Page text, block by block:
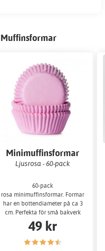
Minimuffinsformar
Ljusrosa - 60-pack
60-pack
rosa minimuffinsformar. Formarna
har en bottendiameter på ca 3
cm. Perfekta för små bakverk
49 kr